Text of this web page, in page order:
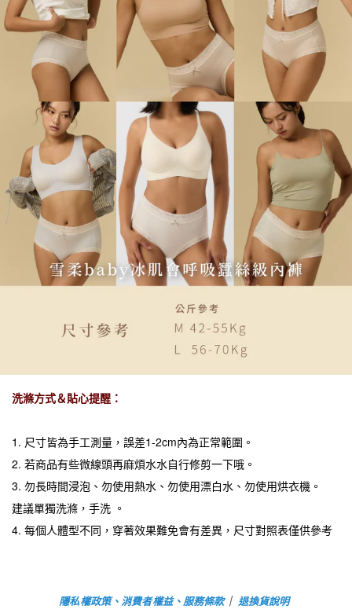
洗滌方式＆貼心提醒：
1. 尺寸皆為手工測量，誤差1-2cm內為正常範圍。
2. 若商品有些微線頭再麻煩水水自行修剪一下哦。
3. 勿長時間浸泡、勿使用熱水、勿使用漂白水、勿使用烘衣機。
建議單獨洗滌，手洗 。
4. 每個人體型不同，穿著效果難免會有差異，尺寸對照表僅供參考
隱私權政策、消費者權益、服務條款｜ 退換貨說明